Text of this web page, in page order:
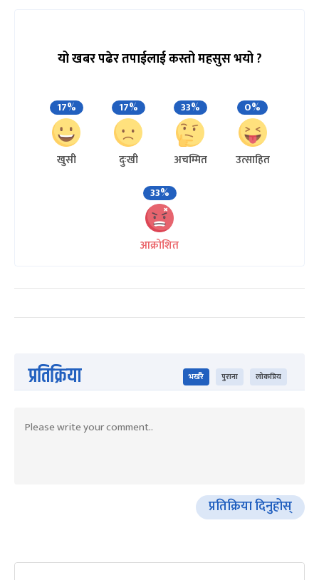
यो खबर पढेर तपाईलाई कस्तो महसुस भयो ?
17%
खुसी
17%
दुःखी
33%
अचम्मित
0%
उत्साहित
33%
आक्रोशित
प्रतिक्रिया भर्खरै पुराना लोकप्रिय
प्रतिक्रिया दिनुहोस्